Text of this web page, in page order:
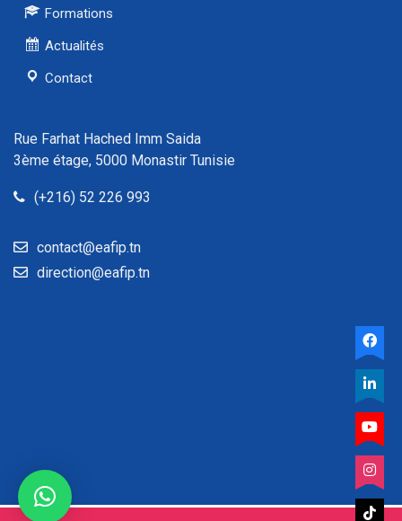
Formations
Actualités
Contact
Rue Farhat Hached Imm Saida
3ème étage, 5000 Monastir Tunisie
(+216) 52 226 993
contact@eafip.tn
direction@eafip.tn